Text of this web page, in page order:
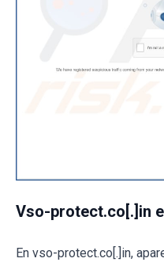
Vso-protect.co[.]in
En vso-protect.co[.]in,